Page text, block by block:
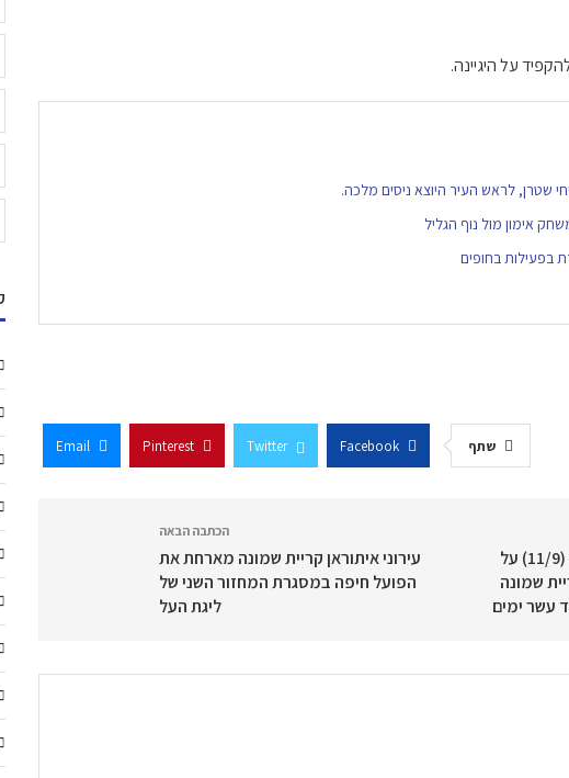
על היגיינה.
שטרן, לראש העיר היוצא ניסים מלכה.
בפעילות בחופים
שתף Facebook
Twitter
Pinterest
Email
משרד הבריאות מדווח הבוקר (11/9) על
שמונה
הכתבה הבאה
עירוני איתוראן קריית שמונה מארחת את
הפועל חיפה במסגרת המחזור השני של
ליגת העל